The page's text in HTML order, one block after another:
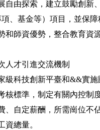
自由探索，建立鼓勵創
、基金等）項目，並保
和師資優勢，整合教育資
才引進交流機制
科技創新平臺和&&實施
核標準，制定有關內控制
、自定薪酬，所需崗位不
資總量。